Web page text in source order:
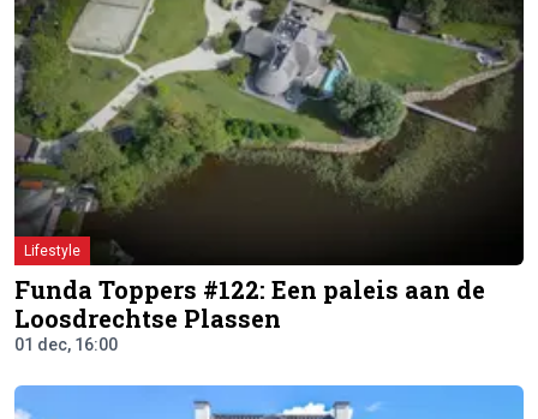
Lifestyle
Funda Toppers #122: Een paleis aan de
Loosdrechtse Plassen
01 dec, 16:00